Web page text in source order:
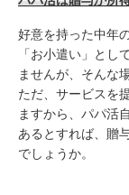
好意を持った中年
「お小遣い」とし
ませんが、そんな
ただ、サービスを
ますから、パパ活
あるとすれば、贈
でしょうか。